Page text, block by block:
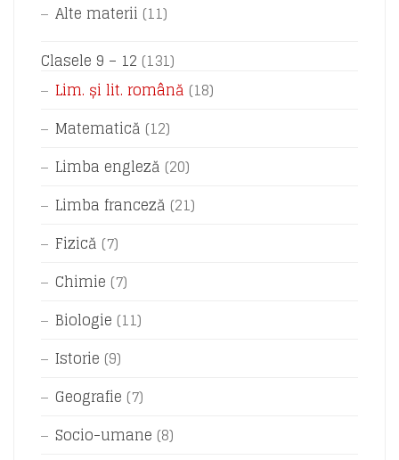
Alte materii (11)
Clasele 9 – 12 (131)
Lim. și lit. română (18)
Matematică (12)
Limba engleză (20)
Limba franceză (21)
Fizică (7)
Chimie (7)
Biologie (11)
Istorie (9)
Geografie (7)
Socio-umane (8)